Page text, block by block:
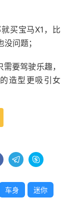
买宝马X1，比
问题；
要驾驶乐趣，
造型更吸引女
的拉花，个性
叮当》的乐曲
圣诞老人挂满
棵青绿色的圣
圣诞树上的礼
 
车身 迷你